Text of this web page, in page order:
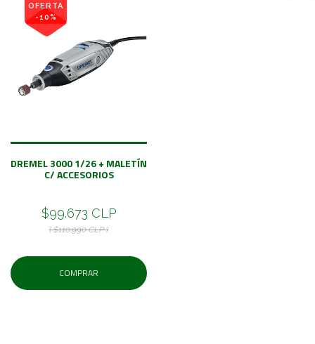
OFERTA
-10%
DREMEL 3000 1/26 + MALETÍN
C/ ACCESORIOS
$99.673 CLP
( $110.990 CLP )
COMPRAR